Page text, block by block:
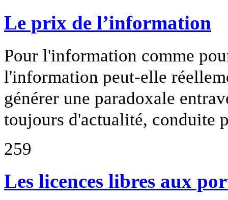
Le prix de l’information
Pour l'information comme
l'information peut-elle
générer une paradoxale
toujours d'actualité, conduite
259
Les licences libres aux